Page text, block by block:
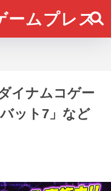
ームプレス
イナムコゲー
ット7」など